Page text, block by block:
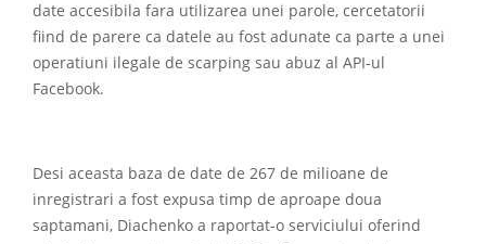
date accesibila fara utilizarea unei parole, cercetatorii
fiind de parere ca datele au fost adunate ca parte a unei
operatiuni ilegale de scarping sau abuz al API-ul
Facebook.
Desi aceasta baza de date de 267 de milioane de
inregistrari a fost expusa timp de aproape doua
saptamani, Diachenko a raportat-o ​​serviciului oferind